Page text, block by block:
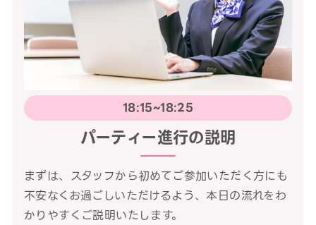
18:15~18:25
パーティー進行の説明
まずは、スタッフから初めてご参加いただく方にも
不安なくお過ごしいただけるよう、本日の流れをわ
かりやすくご説明いたします。